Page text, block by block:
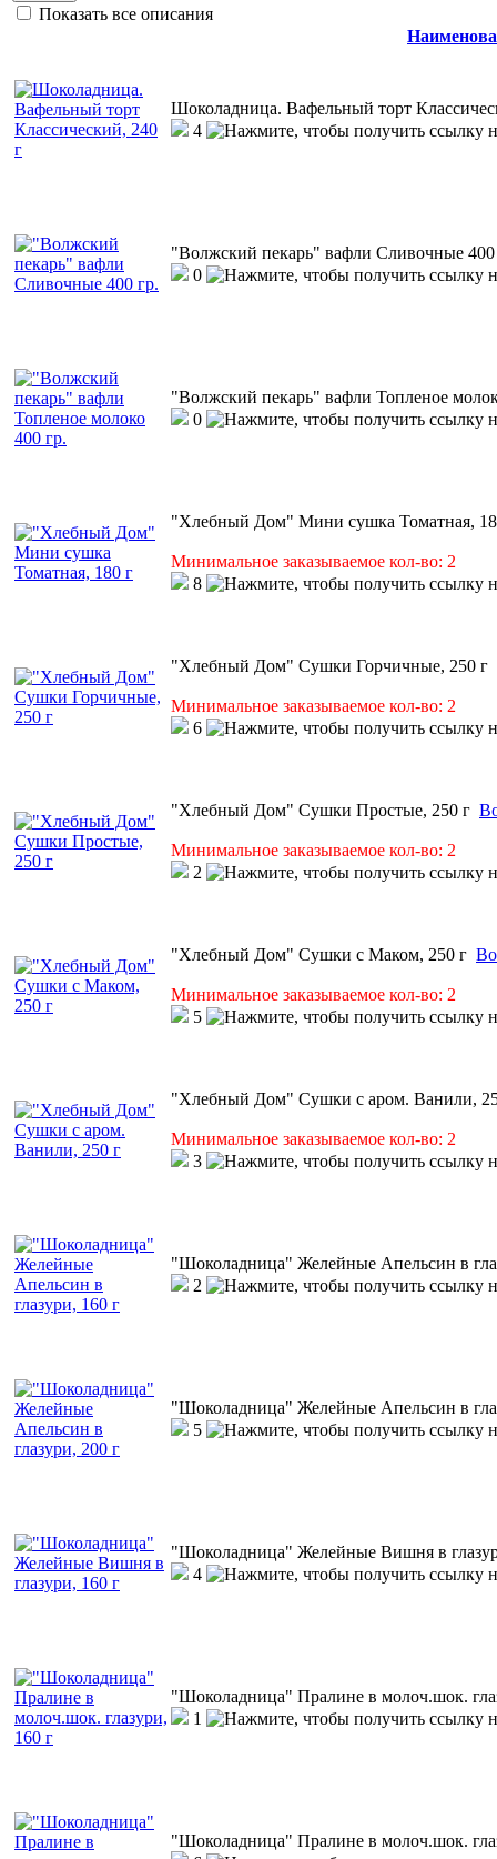
Показать все описания
Шоколадница. Вафельный торт
4
"Волжский пекарь" вафли Сливочные 400
0
"Волжский пекарь" вафли Топленое
0
"Хлебный Дом" Мини сушка Томатная,
Минимальное заказываемое кол-во: 2
8
"Хлебный Дом" Сушки Горчичные, 250 г
Минимальное заказываемое кол-во: 2
6
"Хлебный Дом" Сушки Простые, 250 г
Минимальное заказываемое кол-во: 2
2
"Хлебный Дом" Сушки с Маком, 250 г
Минимальное заказываемое кол-во: 2
5
"Хлебный Дом" Сушки с аром. Ванили,
Минимальное заказываемое кол-во: 2
3
"Шоколадница" Желейные Апельсин в
2
"Шоколадница" Желейные Апельсин в
5
"Шоколадница" Желейные Вишня в
4
"Шоколадница" Пралине в молоч.шок.
1
"Шоколадница" Пралине в молоч.шок.